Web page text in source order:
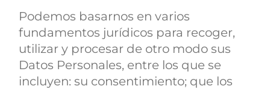
Podemos basarnos en varios
fundamentos jurídicos para recoger,
utilizar y procesar de otro modo sus
Datos Personales, entre los que se
incluyen: su consentimiento; que los